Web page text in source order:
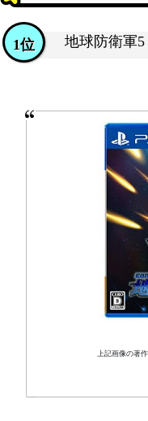
地球防衛軍5
1位
上記画像の著